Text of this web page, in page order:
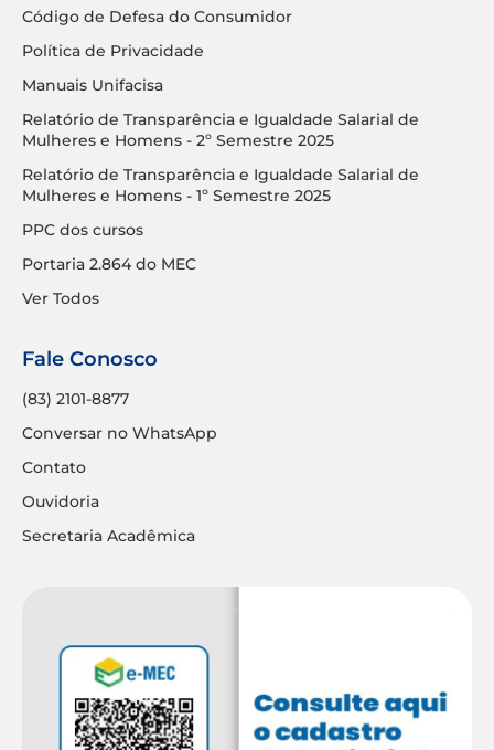
Código de Defesa do Consumidor
Política de Privacidade
Manuais Unifacisa
Relatório de Transparência e Igualdade Salarial de
Mulheres e Homens - 2º Semestre 2025
Relatório de Transparência e Igualdade Salarial de
Mulheres e Homens - 1º Semestre 2025
PPC dos cursos
Portaria 2.864 do MEC
Ver Todos
Fale Conosco
(83) 2101-8877
Conversar no WhatsApp
Contato
Ouvidoria
Secretaria Acadêmica